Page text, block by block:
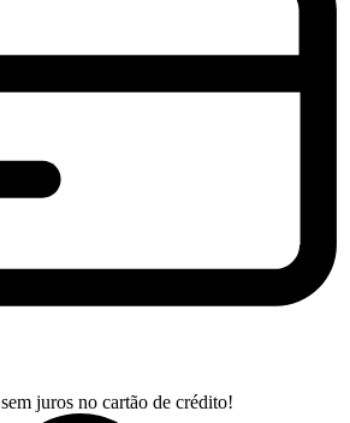
sem juros no cartão de crédito!